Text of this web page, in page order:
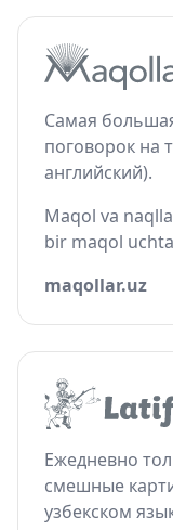
Самая
поговорок на
английский).
Maqol va
bir maqol
maqollar.uz
Ежедневно
смешные
узбекском